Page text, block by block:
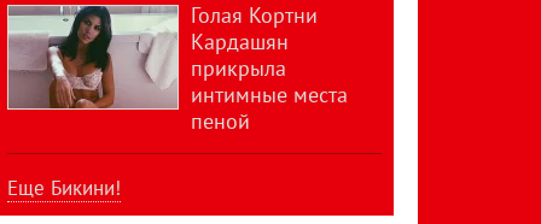
Голая Кортни
Кардашян
прикрыла
интимные места
пеной
Еще Бикини!